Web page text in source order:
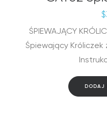
$
ŚPIEWAJĄCY
Śpiewający Króliczek
DODAJ